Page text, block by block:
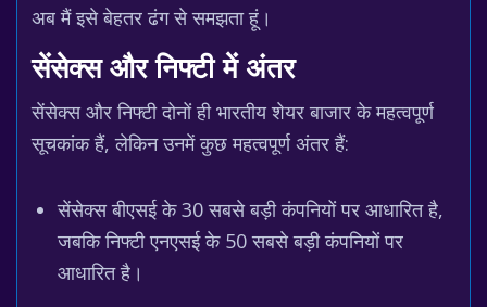
अब मैं इसे बेहतर ढंग से समझता हूं।
सेंसेक्स और निफ्टी में अंतर
सेंसेक्स और निफ्टी दोनों ही भारतीय शेयर बाजार के महत्वपूर्ण
सूचकांक हैं, लेकिन उनमें कुछ महत्वपूर्ण अंतर हैं:
सेंसेक्स बीएसई के 30 सबसे बड़ी कंपनियों पर आधारित है,
जबकि निफ्टी एनएसई के 50 सबसे बड़ी कंपनियों पर
आधारित है।